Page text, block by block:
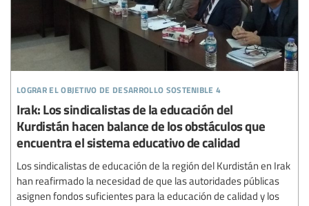
lograr el objetivo de desarrollo sostenible 4
Irak: Los sindicalistas de la educación del
Kurdistán hacen balance de los obstáculos que
encuentra el sistema educativo de calidad
Los sindicalistas de educación de la región del Kurdistán en Irak
han reafirmado la necesidad de que las autoridades públicas
asignen fondos suficientes para la educación de calidad y los